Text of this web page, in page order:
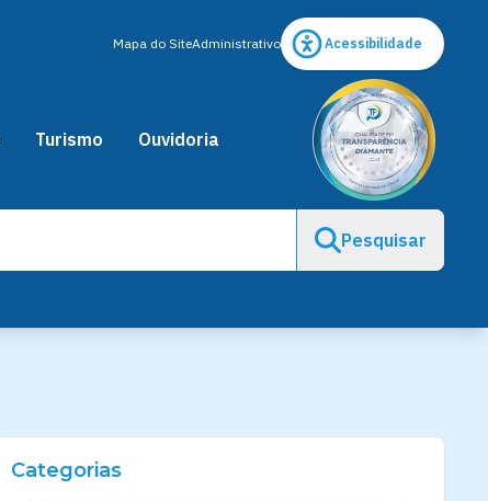
Mapa do SiteAdministrativo Acessibilidade
Turismo Ouvidoria
Pesquisar
Categorias